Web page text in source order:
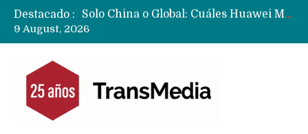
Destacado :
Data Centers de Huawei en Chile, México, Brasil,Perú y Argentina podrían verse afectados por arremetida de EE.UU
9 August, 2026